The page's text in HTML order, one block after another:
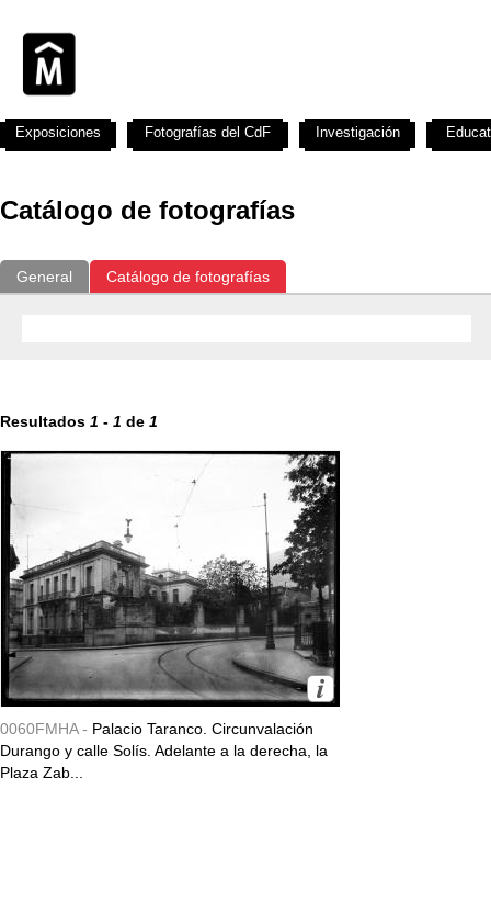
Catálogo de fotografías
General Catálogo de fotografías
Resultados 1 - 1 de 1
0060FMHA - Palacio Taranco. Circunvalación
Durango y calle Solís. Adelante a la derecha, la
Plaza Zab...
Exposiciones Fotografías del CdF Investigación